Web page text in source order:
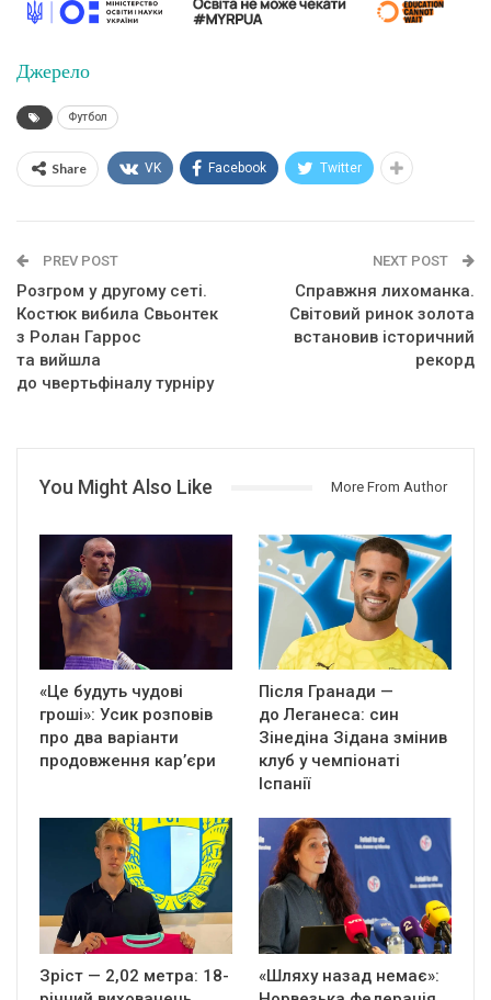
Джерело
Футбол
Share VK Facebook Twitter
PREV POST
Розгром у другому сеті.
Костюк вибила Свьонтек
з Ролан Гаррос
та вийшла
до чвертьфіналу турніру
NEXT POST
Справжня лихоманка.
Світовий ринок золота
встановив історичний
рекорд
You Might Also Like More From Author
«Це будуть чудові
гроші»: Усик розповів
про два варіанти
продовження кар’єри
Після Гранади —
до Леганеса: син
Зінедіна Зідана змінив
клуб у чемпіонаті
Іспанії
Зріст — 2,02 метра: 18-
«Шляху назад немає»: